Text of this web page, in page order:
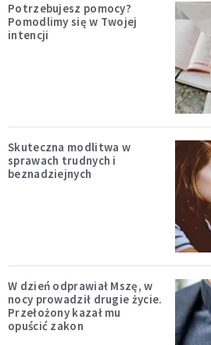
Potrzebujesz pomocy?
Pomodlimy się w Twojej
intencji
Skuteczna modlitwa w
sprawach trudnych i
beznadziejnych
W dzień odprawiał Mszę, w
nocy prowadził drugie życie.
Przełożony kazał mu
opuścić zakon